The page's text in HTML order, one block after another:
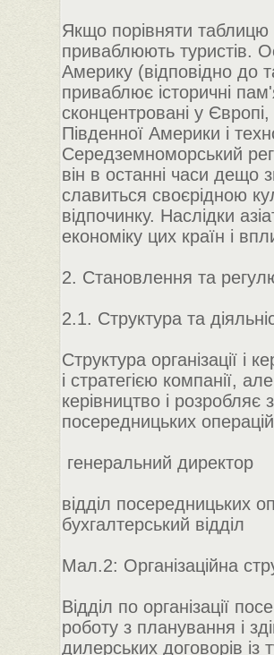
Якщо порівняти таблицю
приваблюють туристів.
Америку (відповідно до
приваблює історичні
сконцентровані у
Південної Америки і
Середземноморський
він в останні часи дещо
славиться своєрідною
відпочинку. Наслідки
економіку цих країн і
2. Становлення та
2.1. Структура та
Структура організації і
і стратегією компанії,
керівництво і розробляє
посередницьких
генеральний директор
відділ посередницьких
бухгалтерський відділ
Мал.2: Організаційна
Відділ по організації
роботу з планування і
дилерських договорів